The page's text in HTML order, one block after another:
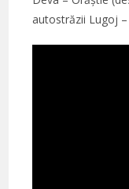
autostrăzii Lugoj